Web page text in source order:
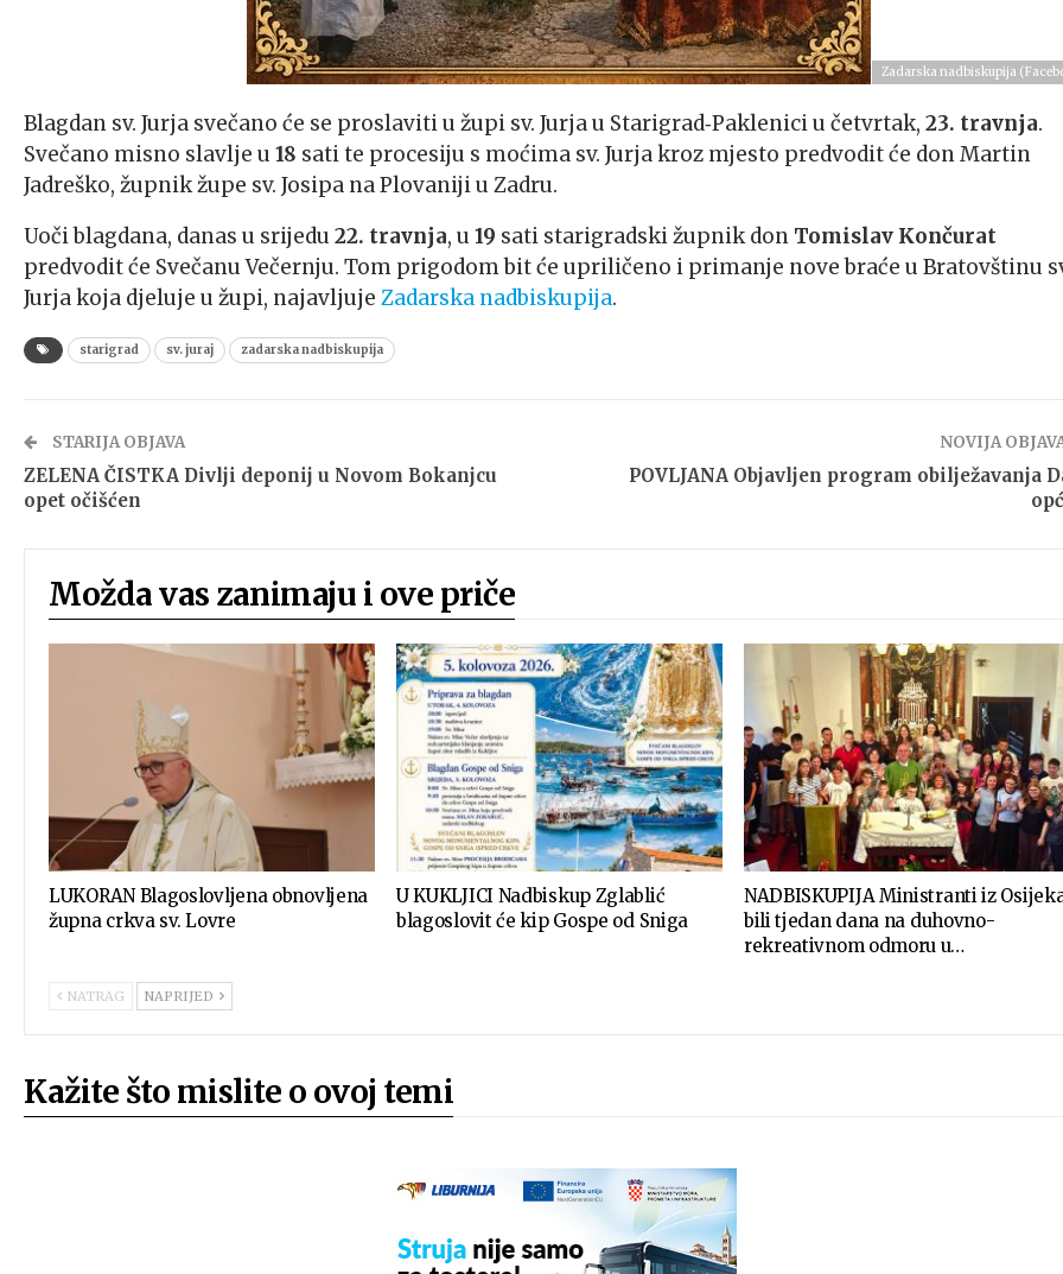
Zadarska nadbiskupija
Blagdan sv. Jurja svečano će se proslaviti u župi sv. Jurja u Starigrad‑Paklenici u četvrtak, 23. travnja.
Svečano misno slavlje u 18 sati te procesiju s moćima sv. Jurja kroz mjesto predvodit će don Martin
Jadreško, župnik župe sv. Josipa na Plovaniji u Zadru.
Uoči blagdana, danas u srijedu 22. travnja, u 19 sati starigradski župnik don Tomislav Končurat
predvodit će Svečanu Večernju. Tom prigodom bit će upriličeno i primanje nove braće u Bratovštinu
Jurja koja djeluje u župi, najavljuje Zadarska nadbiskupija.
starigrad sv. juraj zadarska nadbiskupija
STARIJA OBJAVA
ZELENA ČISTKA Divlji deponij u Novom Bokanjcu
opet očišćen
NOVIJA
POVLJANA Objavljen program obilježavanja
Možda vas zanimaju i ove priče
LUKORAN Blagoslovljena obnovljena
župna crkva sv. Lovre
U KUKLJICI Nadbiskup Zglablić
blagoslovit će kip Gospe od Sniga
NADBISKUPIJA Ministranti iz
bili tjedan dana na duhovno-
rekreativnom odmoru u…
NATRAG NAPRIJED
Kažite što mislite o ovoj temi